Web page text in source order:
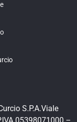
S.P.A.Viale